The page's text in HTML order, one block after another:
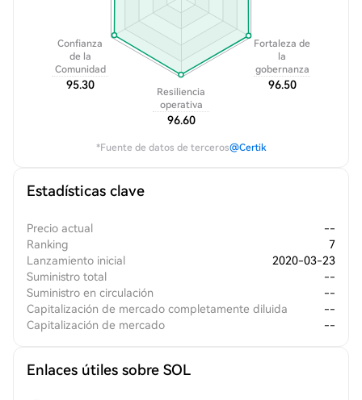
Confianza
de la
Comunidad
95.30
Resiliencia
operativa
96.60
Fortaleza de
la
gobernanza
96.50
*Fuente de datos de terceros@Certik
Estadísticas clave
Precio actual
--
Ranking
7
Lanzamiento inicial
2020-03-23
Suministro total
--
Suministro en circulación
--
Capitalización de mercado completamente diluida
--
Capitalización de mercado
--
Enlaces útiles sobre SOL